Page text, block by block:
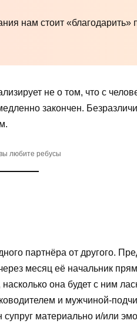
нам стоит «благодарить»
не о том, что с
закончен.
любите ребусы
партнёра от другого.
месяц её начальник
она будет с ним
и мужчиной-
материально и/или